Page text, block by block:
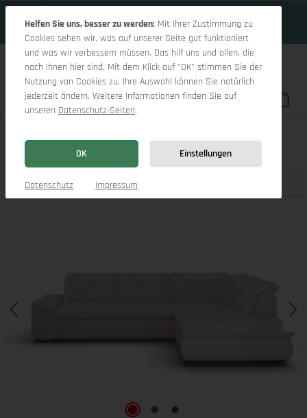
Du hast 0
Sitz Concept smart 1001 Ecksofa 1,5Aho SE Large R
Produktbilder
Helfen Sie uns, besser zu werden: Mit Ihrer Zustimmung zu
Cookies sehen wir, was auf unserer Seite gut funktioniert
und was wir verbessern müssen. Das hilf uns und allen, die
nach Ihnen hier sind. Mit dem Klick auf "OK" stimmen Sie der
Nutzung von Cookies zu. Ihre Auswahl können Sie natürlich
jederzeit ändern. Weitere Informationen finden Sie auf
unseren Datenschutz-Seiten.
OK Einstellungen
Datenschutz Impressum